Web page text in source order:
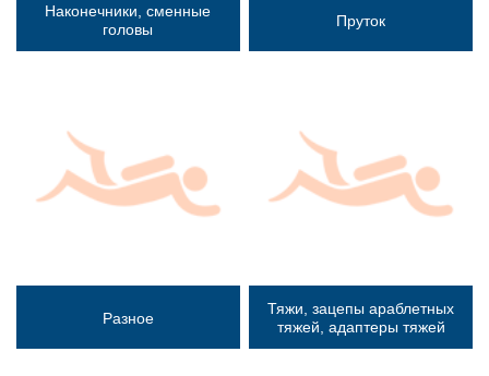
Наконечники, сменные
головы
Пруток
Разное
Тяжи, зацепы араблетных
тяжей, адаптеры тяжей